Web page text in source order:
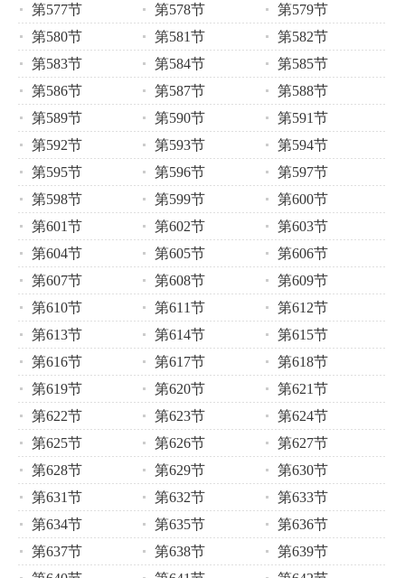
第577节
第578节
第579节
第580节
第581节
第582节
第583节
第584节
第585节
第586节
第587节
第588节
第589节
第590节
第591节
第592节
第593节
第594节
第595节
第596节
第597节
第598节
第599节
第600节
第601节
第602节
第603节
第604节
第605节
第606节
第607节
第608节
第609节
第610节
第611节
第612节
第613节
第614节
第615节
第616节
第617节
第618节
第619节
第620节
第621节
第622节
第623节
第624节
第625节
第626节
第627节
第628节
第629节
第630节
第631节
第632节
第633节
第634节
第635节
第636节
第637节
第638节
第639节